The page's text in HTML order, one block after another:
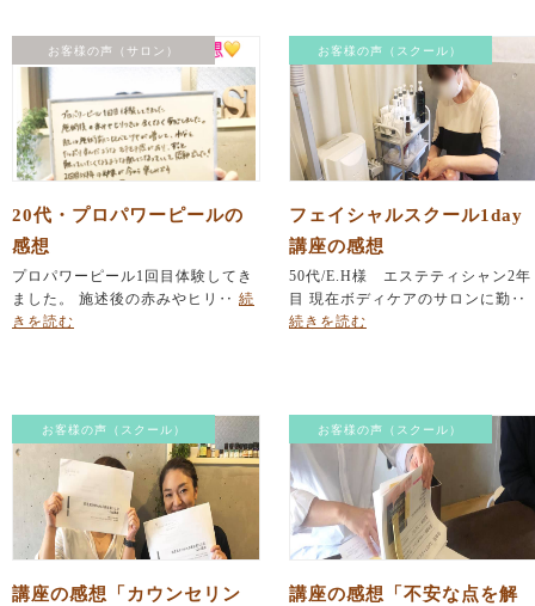
お客様の声（サロン）
20代・プロパワーピールの
感想
プロパワーピール1回目体験してき
ました。 施述後の赤みやヒリ‥ 続
きを読む
お客様の声（スクール）
フェイシャルスクール1day
講座の感想
50代/E.H様 エステティシャン2年
目 現在ボディケアのサロンに勤‥
続きを読む
お客様の声（スクール）
講座の感想「カウンセリン
お客様の声（スクール）
講座の感想「不安な点を解